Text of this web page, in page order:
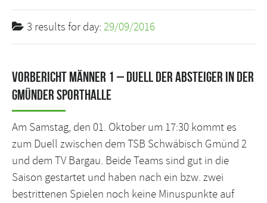
3 results for day: 29/09/2016
Vorbericht Männer 1 – Duell der Absteiger in der
Gmünder Sporthalle
Am Samstag, den 01. Oktober um 17:30 kommt es
zum Duell zwischen dem TSB Schwäbisch Gmünd 2
und dem TV Bargau. Beide Teams sind gut in die
Saison gestartet und haben nach ein bzw. zwei
bestrittenen Spielen noch keine Minuspunkte auf